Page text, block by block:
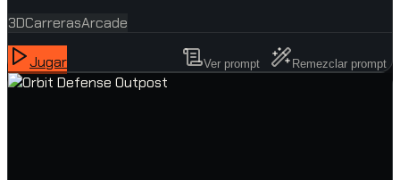
3DCarrerasArcade
Jugar Ver prompt Remezclar prompt